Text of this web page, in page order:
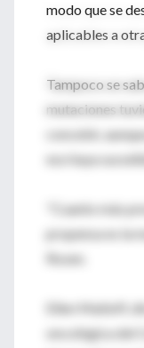
modo que se
aplicables a
Tampoco se
mutaciones
concebir,
eso haya
"Cuanto más
propensa es la
Rosen.
Ellen Matloff,
oncológica del